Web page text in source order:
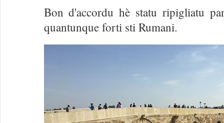
Bon d'accordu hè statu ripigliatu
quantunque forti sti Rumani.